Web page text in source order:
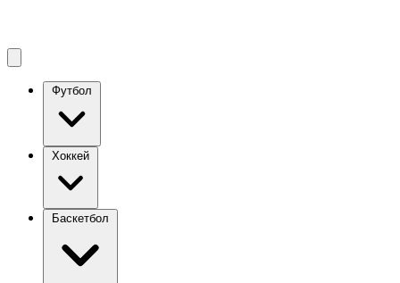
Футбол
Хоккей
Баскетбол